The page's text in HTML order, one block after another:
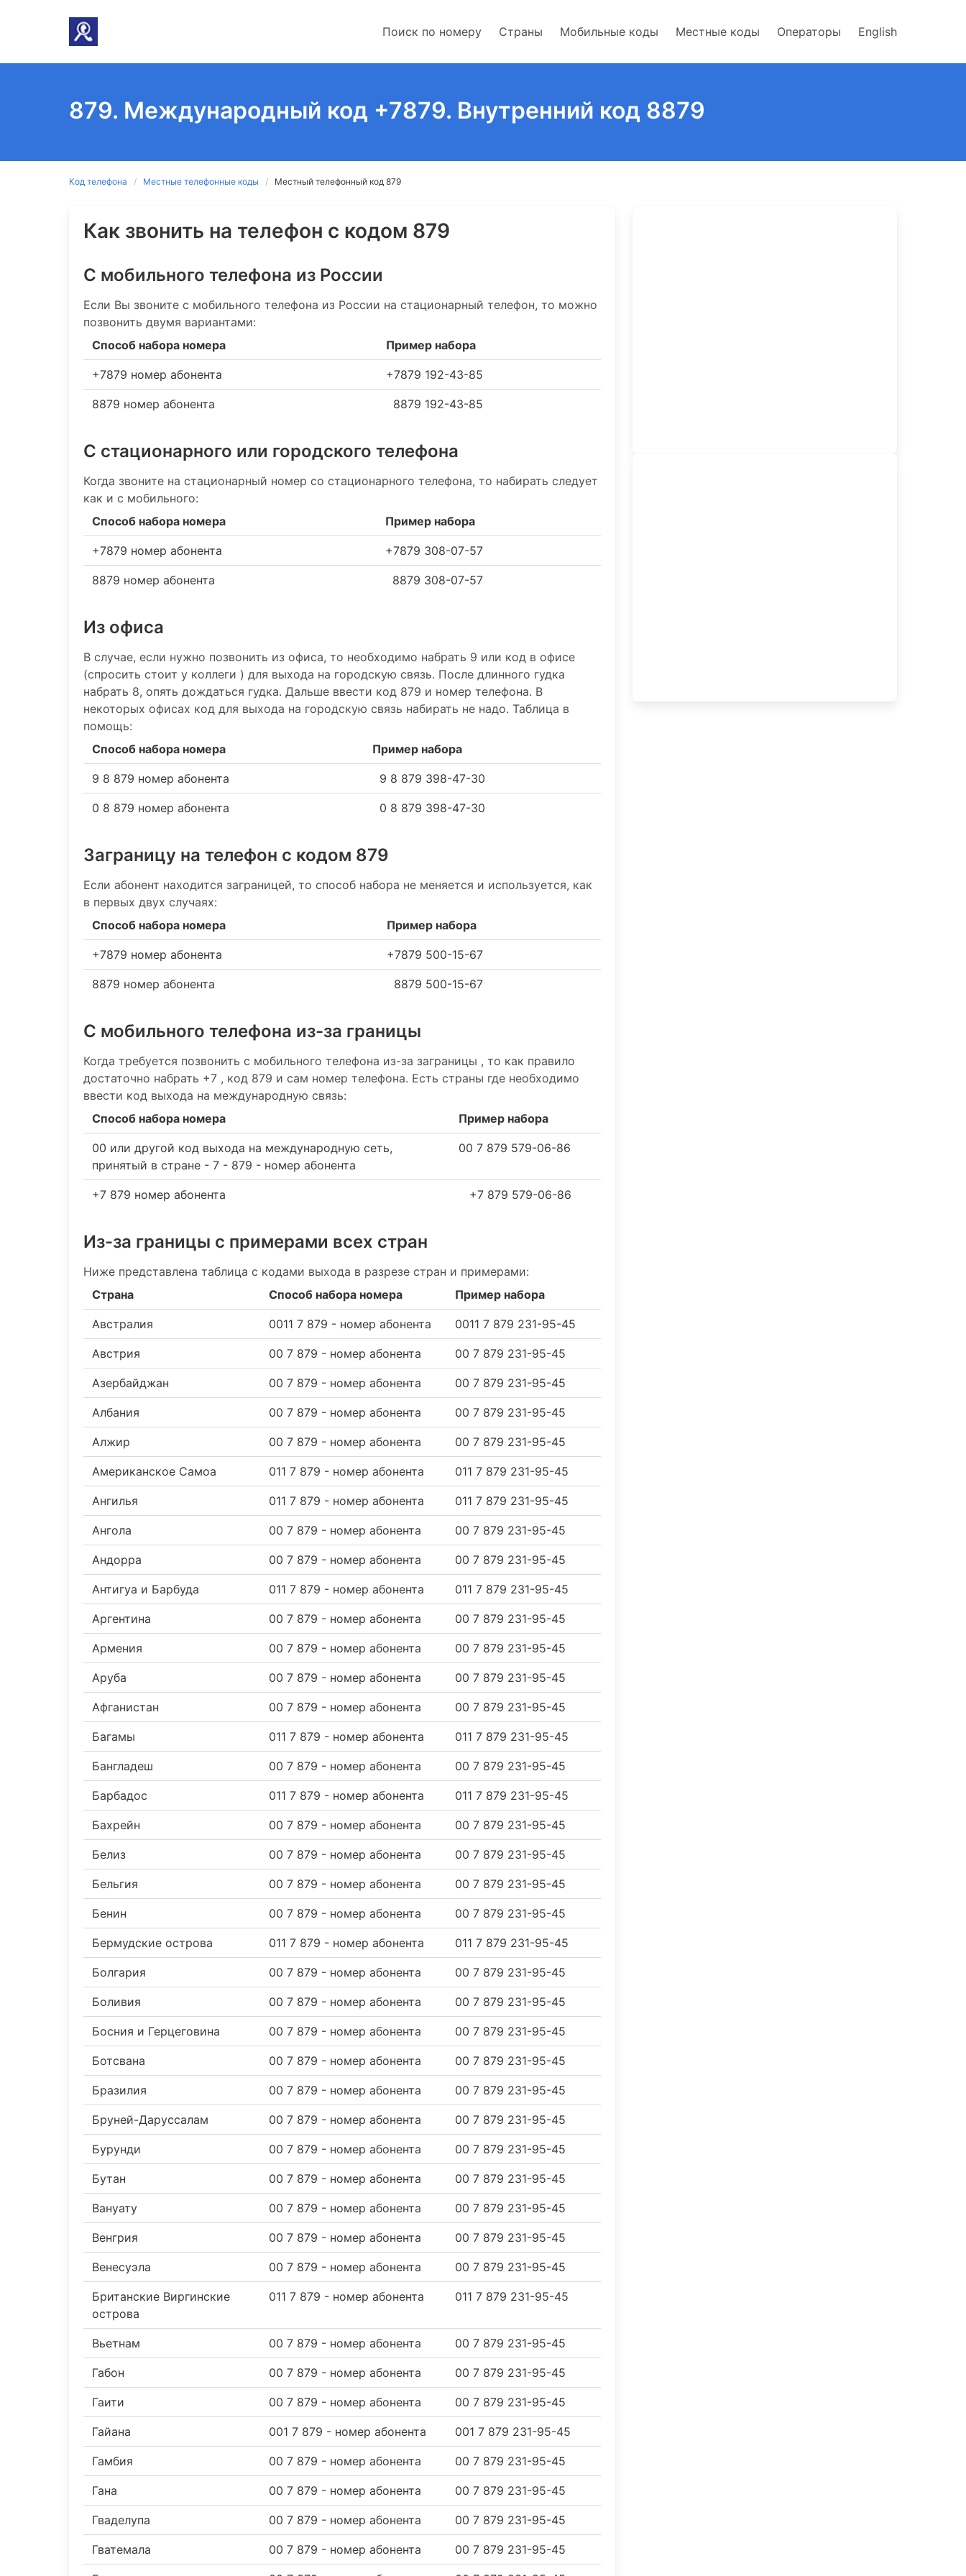
Поиск по номеру Страны Мобильные коды Местные коды Операторы English
879. Международный код +7879. Внутренний код 8879
Код телефона Местные телефонные коды Местный телефонный код 879
Как звонить на телефон с кодом 879
С мобильного телефона из России
Если Вы звоните с мобильного телефона из России на стационарный телефон, то можно
позвонить двумя вариантами:
Способ набора номера
Пример набора
+7879 номер абонента +7879 192-43-85
8879 номер абонента 8879 192-43-85
С стационарного или городского телефона
Когда звоните на стационарный номер со стационарного телефона, то набирать следует
как и с мобильного:
Способ набора номера
Пример набора
+7879 номер абонента +7879 308-07-57
8879 номер абонента 8879 308-07-57
Из офиса
В случае, если нужно позвонить из офиса, то необходимо набрать 9 или код в офисе
(спросить стоит у коллеги ) для выхода на городскую связь. После длинного гудка
набрать 8, опять дождаться гудка. Дальше ввести код 879 и номер телефона. В
некоторых офисах код для выхода на городскую связь набирать не надо. Таблица в
помощь:
Способ набора номера
Пример набора
9 8 879 номер абонента 9 8 879 398-47-30
0 8 879 номер абонента 0 8 879 398-47-30
Заграницу на телефон c кодом 879
Если абонент находится заграницей, то способ набора не меняется и используется, как
в первых двух случаях:
Способ набора номера
Пример набора
+7879 номер абонента +7879 500-15-67
8879 номер абонента 8879 500-15-67
С мобильного телефона из-за границы
Когда требуется позвонить с мобильного телефона из-за заграницы , то как правило
достаточно набрать +7 , код 879 и сам номер телефона. Есть страны где необходимо
ввести код выхода на международную связь:
Способ набора номера
Пример набора
00 или другой код выхода на международную сеть,
принятый в стране - 7 - 879 - номер абонента
00 7 879 579-06-86
+7 879 номер абонента +7 879 579-06-86
Из-за границы с примерами всех стран
Ниже представлена таблица с кодами выхода в разрезе стран и примерами:
Страна
Способ набора номера Пример набора
Австралия 0011 7 879 - номер абонента 0011 7 879 231-95-45
Австрия 00 7 879 - номер абонента 00 7 879 231-95-45
Азербайджан 00 7 879 - номер абонента 00 7 879 231-95-45
Албания 00 7 879 - номер абонента 00 7 879 231-95-45
Алжир 00 7 879 - номер абонента 00 7 879 231-95-45
Американское Самоа 011 7 879 - номер абонента 011 7 879 231-95-45
Ангилья 011 7 879 - номер абонента 011 7 879 231-95-45
Ангола 00 7 879 - номер абонента 00 7 879 231-95-45
Андорра 00 7 879 - номер абонента 00 7 879 231-95-45
Антигуа и Барбуда 011 7 879 - номер абонента 011 7 879 231-95-45
Аргентина 00 7 879 - номер абонента 00 7 879 231-95-45
Армения 00 7 879 - номер абонента 00 7 879 231-95-45
Аруба 00 7 879 - номер абонента 00 7 879 231-95-45
Афганистан 00 7 879 - номер абонента 00 7 879 231-95-45
Багамы 011 7 879 - номер абонента 011 7 879 231-95-45
Бангладеш 00 7 879 - номер абонента 00 7 879 231-95-45
Барбадос 011 7 879 - номер абонента 011 7 879 231-95-45
Бахрейн 00 7 879 - номер абонента 00 7 879 231-95-45
Белиз 00 7 879 - номер абонента 00 7 879 231-95-45
Бельгия 00 7 879 - номер абонента 00 7 879 231-95-45
Бенин 00 7 879 - номер абонента 00 7 879 231-95-45
Бермудские острова 011 7 879 - номер абонента 011 7 879 231-95-45
Болгария 00 7 879 - номер абонента 00 7 879 231-95-45
Боливия 00 7 879 - номер абонента 00 7 879 231-95-45
Босния и Герцеговина 00 7 879 - номер абонента 00 7 879 231-95-45
Ботсвана 00 7 879 - номер абонента 00 7 879 231-95-45
Бразилия 00 7 879 - номер абонента 00 7 879 231-95-45
Бруней-Даруссалам 00 7 879 - номер абонента 00 7 879 231-95-45
Бурунди 00 7 879 - номер абонента 00 7 879 231-95-45
Бутан 00 7 879 - номер абонента 00 7 879 231-95-45
Вануату 00 7 879 - номер абонента 00 7 879 231-95-45
Венгрия 00 7 879 - номер абонента 00 7 879 231-95-45
Венесуэла 00 7 879 - номер абонента 00 7 879 231-95-45
Британские Виргинские
острова
011 7 879 - номер абонента 011 7 879 231-95-45
Вьетнам 00 7 879 - номер абонента 00 7 879 231-95-45
Габон 00 7 879 - номер абонента 00 7 879 231-95-45
Гаити 00 7 879 - номер абонента 00 7 879 231-95-45
Гайана 001 7 879 - номер абонента 001 7 879 231-95-45
Гамбия 00 7 879 - номер абонента 00 7 879 231-95-45
Гана 00 7 879 - номер абонента 00 7 879 231-95-45
Гваделупа 00 7 879 - номер абонента 00 7 879 231-95-45
Гватемала 00 7 879 - номер абонента 00 7 879 231-95-45